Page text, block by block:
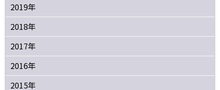
2019年
2018年
2017年
2016年
2015年